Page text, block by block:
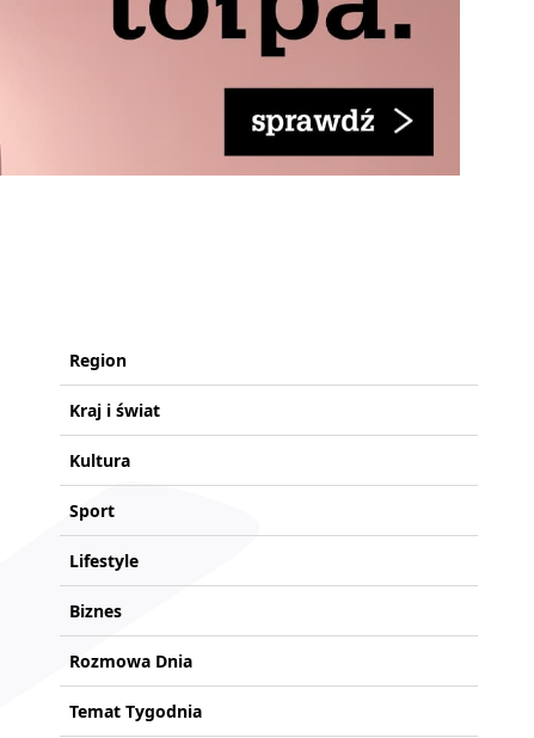
Region
Kraj i świat
Kultura
Sport
Lifestyle
Biznes
Rozmowa Dnia
Temat Tygodnia